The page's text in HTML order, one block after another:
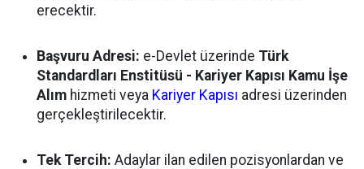
erecektir.
Başvuru Adresi: e-Devlet üzerinde Türk
Standardları Enstitüsü - Kariyer Kapısı Kamu İşe
Alım hizmeti veya Kariyer Kapısı adresi üzerinden
gerçekleştirilecektir.
Tek Tercih: Adaylar ilan edilen pozisyonlardan ve